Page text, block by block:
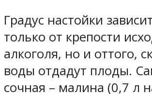
Градус настойки
только от крепости
алкоголя, но и оттого,
воды отдадут плоды.
сочная – малина (0,7 л